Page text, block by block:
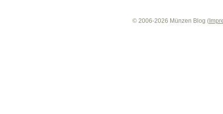
© 2006-2026 Münzen Blog (